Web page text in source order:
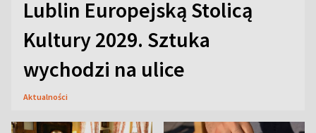
Lublin Europejską Stolicą
Kultury 2029. Sztuka
wychodzi na ulice
Aktualności